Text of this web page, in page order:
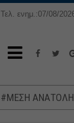
Τελ. ενημ.:07/08/
#ΜΕΣΗ ΑΝΑΤΟΛΗ